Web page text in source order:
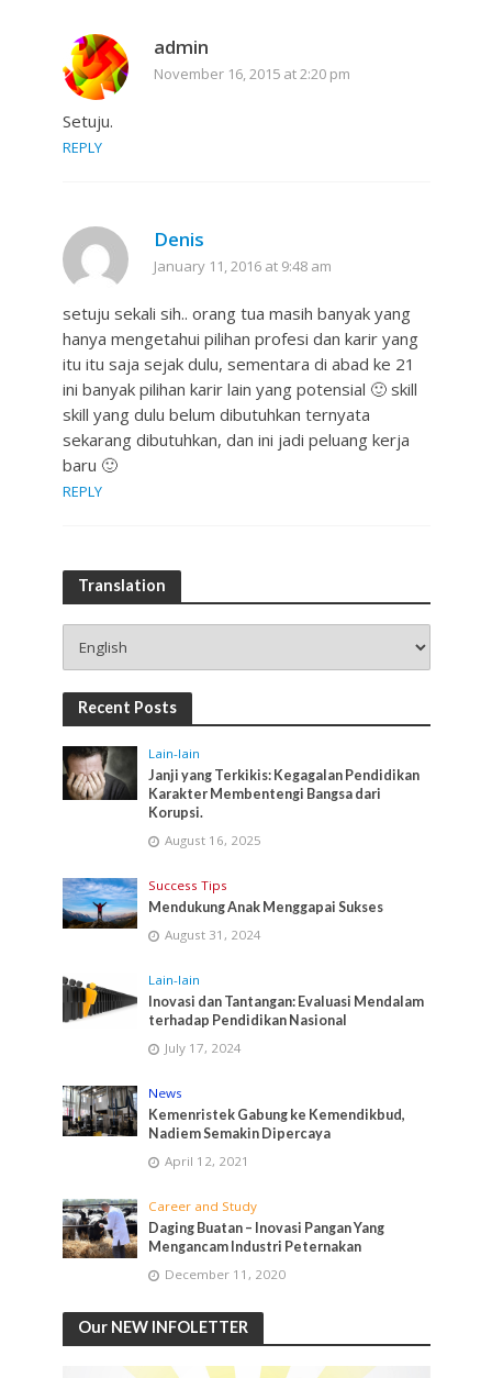
admin
November 16, 2015 at 2:20 pm
Setuju.
REPLY
Denis
January 11, 2016 at 9:48 am
setuju sekali sih.. orang tua masih banyak yang
hanya mengetahui pilihan profesi dan karir yang
itu itu saja sejak dulu, sementara di abad ke 21
ini banyak pilihan karir lain yang potensial 🙂 skill
skill yang dulu belum dibutuhkan ternyata
sekarang dibutuhkan, dan ini jadi peluang kerja
baru 🙂
REPLY
Translation
Recent Posts
Lain-lain
Janji yang Terkikis: Kegagalan Pendidikan
Karakter Membentengi Bangsa dari
Korupsi.
August 16, 2025
Success Tips
Mendukung Anak Menggapai Sukses
August 31, 2024
Lain-lain
Inovasi dan Tantangan: Evaluasi Mendalam
terhadap Pendidikan Nasional
July 17, 2024
News
Kemenristek Gabung ke Kemendikbud,
Nadiem Semakin Dipercaya
April 12, 2021
Career and Study
Daging Buatan – Inovasi Pangan Yang
Mengancam Industri Peternakan
December 11, 2020
Our NEW INFOLETTER